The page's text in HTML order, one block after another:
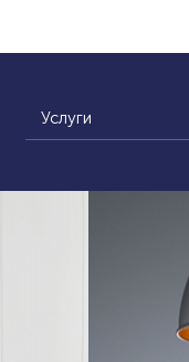
Услуги